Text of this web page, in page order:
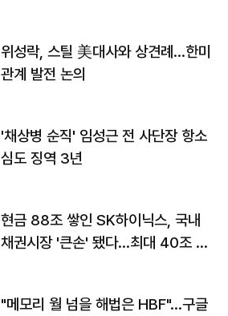
위성락, 스틸 美대사와 상견례…한미
관계 발전 논의
'채상병 순직' 임성근 전 사단장 항소
심도 징역 3년
현금 88조 쌓인 SK하이닉스, 국내
채권시장 '큰손' 됐다…최대 40조 투
"메모리 월 넘을 해법은 HBF"…구글